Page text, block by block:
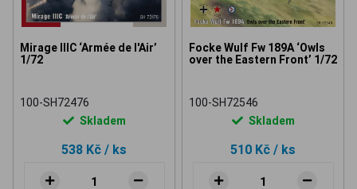
Mirage IIIC ‘Armée de l'Air’
1/72
100-SH72476
Skladem
538 Kč / ks
Focke Wulf Fw 189A ‘Owls
over the Eastern Front’ 1/72
100-SH72546
Skladem
510 Kč / ks